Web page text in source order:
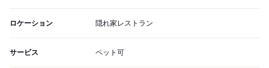
ロケーション 隠れ家レストラン
サービス ペット可